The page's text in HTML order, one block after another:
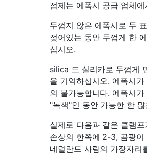
점제는 에폭시 공급 업체
두껍지 않은 에폭시로 두
젖어있는 동안 두껍게 한
십시오.
silica 드 실리카로 두껍게
을 기억하십시오. 에폭시
의 불가능합니다. 에폭시
"녹색"인 동안 가능한 한
실제로 다음과 같은 클램
손상의 한쪽에 2-3, 곰팡
네덜란드 사람의 가장자리